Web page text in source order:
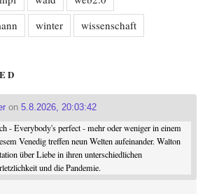
winter wissenschaft
on 5.8.2026, 20:03:42
- Everybody's perfect - mehr oder weniger in einem
Venedig treffen neun Welten aufeinander. Walton
über Liebe in ihren unterschiedlichen
und die Pandemie.